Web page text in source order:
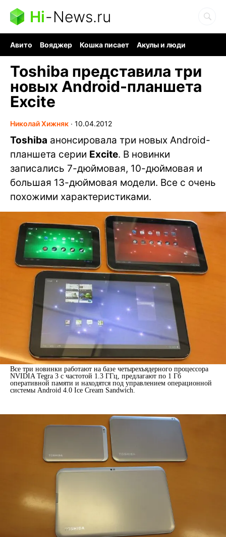
Hi-News.ru
Авито Вояджер Кошка писает
Акулы и люди
Toshiba представила три
новых Android-планшета
Excite
Николай Хижняк ∙ 10.04.2012
Toshiba анонсировала три новых Android-
планшета серии Excite. В новинки
записались 7-дюймовая, 10-дюймовая и
большая 13-дюймовая модели. Все с очень
похожими характеристиками.
Все три новинки работают на базе четырехъядерного процессора
NVIDIA Tegra 3 с частотой 1.3 ГГц, предлагают по 1 Гб
оперативной памяти и находятся под управлением операционной
системы Android 4.0 Ice Cream Sandwich.